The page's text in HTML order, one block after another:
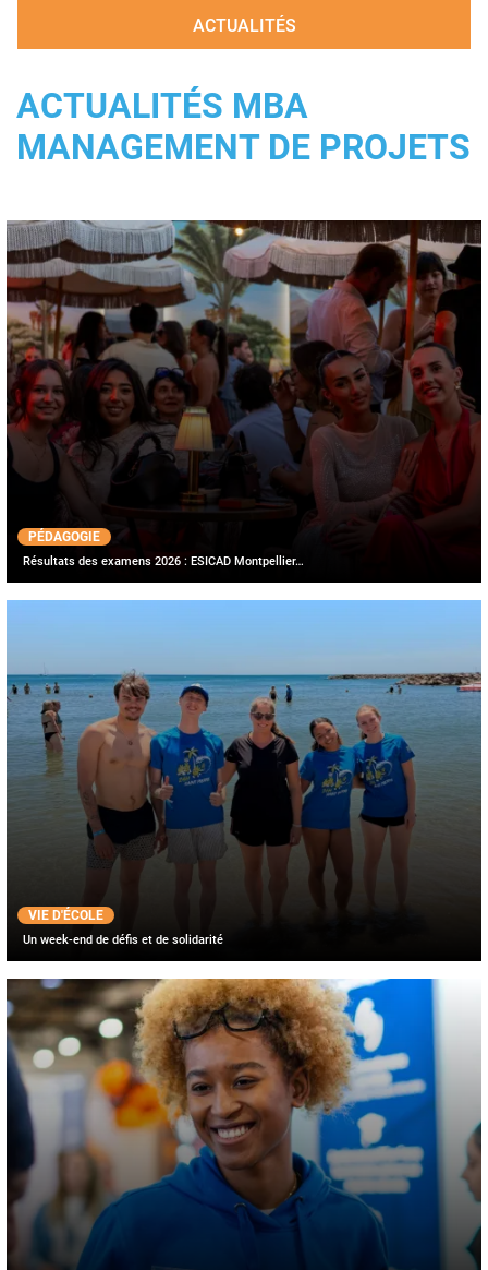
ACTUALITÉS
ACTUALITÉS MBA
MANAGEMENT DE PROJETS
PÉDAGOGIE
Résultats des examens 2026 : ESICAD Montpellier…
VIE D'ÉCOLE
Un week-end de défis et de solidarité